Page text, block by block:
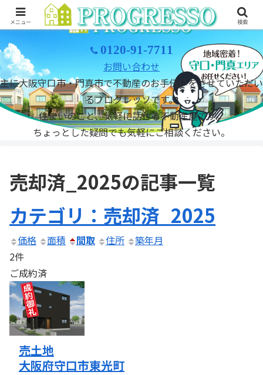
0120-91-7711
お問い合わせ
主に大阪守口市・門真市で不動産のお手伝いをさせていただい
るプログレッソです。
住まいのこと、気軽に話せる不動産屋です。
ちょっとした疑問でも気軽にご相談ください。
売却済_2025の記事一覧
カテゴリ：売却済_2025
価格 面積 間取 住所
築年月
2件
ご成約済
売土地
大阪府守口市東光町
メニュー 検索